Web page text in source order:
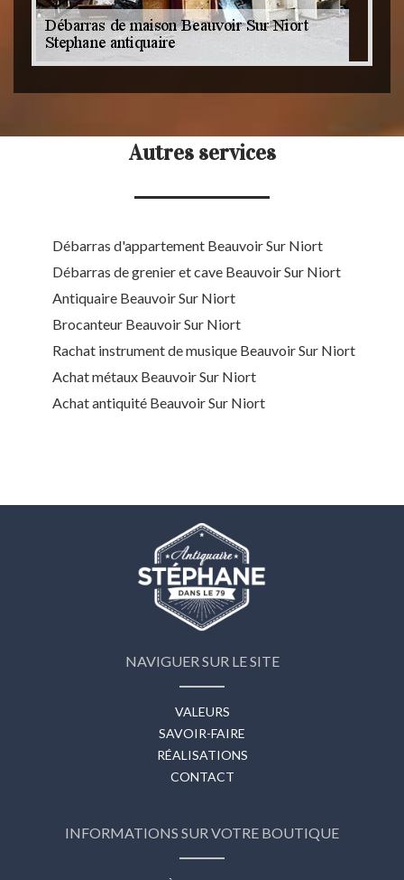
Autres services
Débarras d'appartement Beauvoir Sur Niort
Débarras de grenier et cave Beauvoir Sur Niort
Antiquaire Beauvoir Sur Niort
Brocanteur Beauvoir Sur Niort
Rachat instrument de musique Beauvoir Sur Niort
Achat métaux Beauvoir Sur Niort
Achat antiquité Beauvoir Sur Niort
NAVIGUER SUR LE SITE
VALEURS
SAVOIR-FAIRE
RÉALISATIONS
CONTACT
INFORMATIONS SUR VOTRE BOUTIQUE